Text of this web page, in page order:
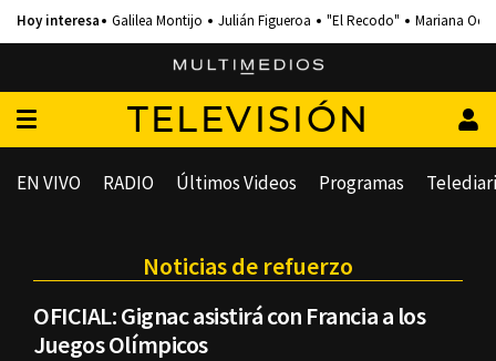
Galilea Montijo Julián Figueroa "El Recodo" Mariana
TELEVISIÓN
EN VIVO RADIO Últimos Videos Programas
Noticias de refuerzo
OFICIAL: Gignac asistirá con Francia a los
Juegos Olímpicos